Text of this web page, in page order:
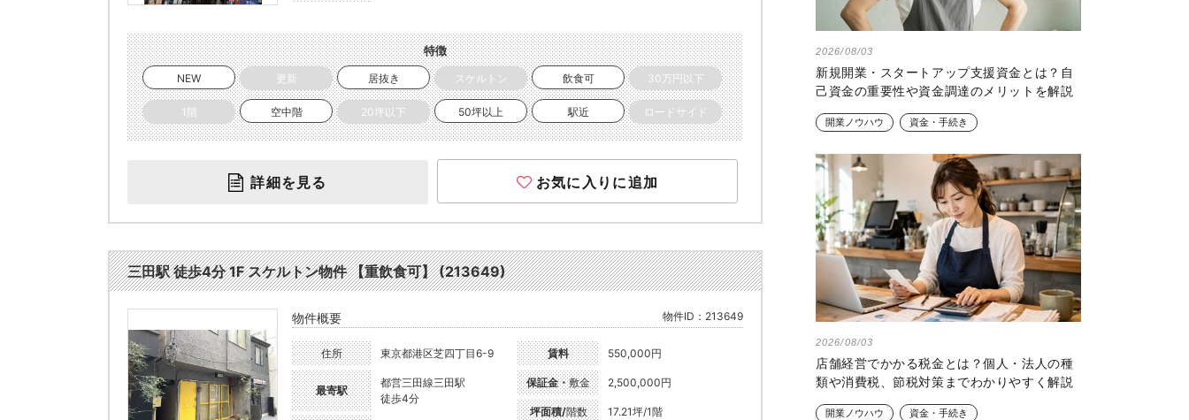
特徴
NEW 更新 居抜き スケルトン 飲食可 30万円以下
1階 空中階 20坪以下 50坪以上 駅近 ロードサイド
詳細を見る お気に入りに追加
三田駅 徒歩4分 1F スケルトン物件 【重飲食可】 (213649)
物件概要 物件ID：213649
住所 東京都港区芝四丁目6-9
最寄駅
都営三田線三田駅
徒歩4分
賃料 550,000円
保証金・敷金 2,500,000円
坪面積/階数 17.21坪/1階
2026/08/03
新規開業・スタートアップ支援資金とは？自
己資金の重要性や資金調達のメリットを解説
開業ノウハウ 資金・手続き
2026/08/03
店舗経営でかかる税金とは？個人・法人の種
類や消費税、節税対策までわかりやすく解説
開業ノウハウ 資金・手続き